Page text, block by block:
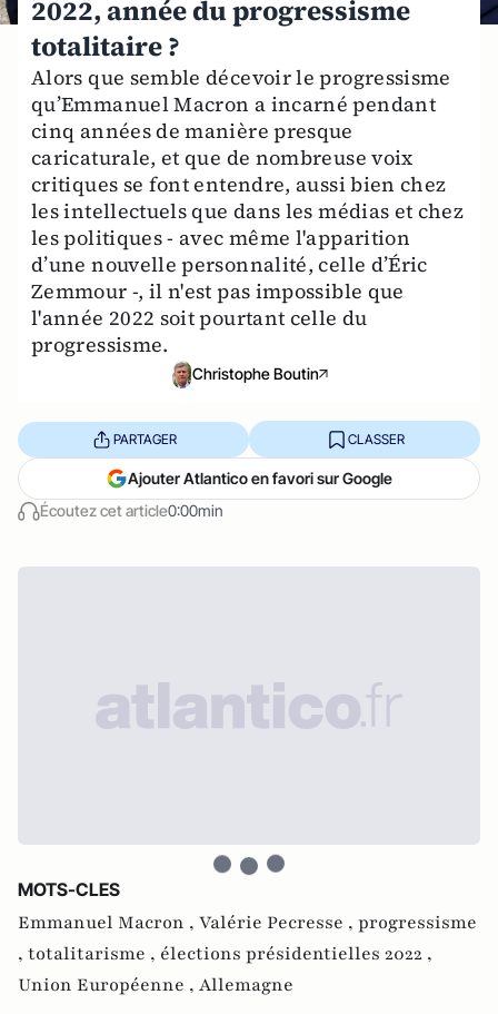
2022, année du progressisme
totalitaire ?
Alors que semble décevoir le progressisme
qu’Emmanuel Macron a incarné pendant
cinq années de manière presque
caricaturale, et que de nombreuse voix
critiques se font entendre, aussi bien chez
les intellectuels que dans les médias et chez
les politiques - avec même l'apparition
d’une nouvelle personnalité, celle d’Éric
Zemmour -, il n'est pas impossible que
l'année 2022 soit pourtant celle du
progressisme.
Christophe Boutin
Écoutez cet article0:00min
PARTAGER CLASSER
Ajouter Atlantico en favori sur Google
MOTS-CLES
Emmanuel Macron , Valérie Pecresse , progressisme
, totalitarisme , élections présidentielles 2022 ,
Union Européenne , Allemagne